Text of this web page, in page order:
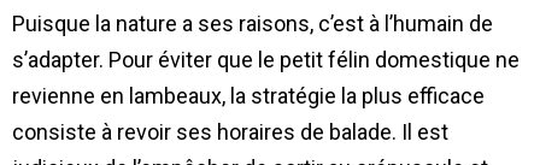
Puisque la nature a ses raisons, c’est à l’humain de
s’adapter. Pour éviter que le petit félin domestique ne
revienne en lambeaux, la stratégie la plus efficace
consiste à revoir ses horaires de balade. Il est